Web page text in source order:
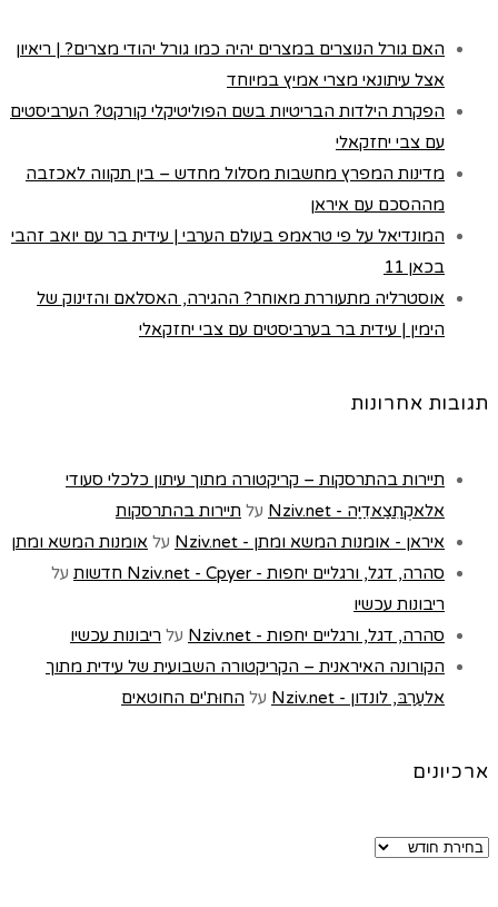
האם גורל הנוצרים במצרים יהיה כמו גורל יהודי מצרים? | ריאיון
אצל עיתונאי מצרי אמיץ במיוחד
הפקרת הילדות הבריטיות בשם הפוליטיקלי קורקט? הערביסטים
עם צבי יחזקאלי
מדינות המפרץ מחשבות מסלול מחדש – בין תקווה לאכזבה
מההסכם עם איראן
המונדיאל על פי טראמפ בעולם הערבי | עידית בר עם יואב זהבי
בכאן 11
אוסטרליה מתעוררת מאוחר? ההגירה, האסלאם והזינוק של
הימין | עידית בר בערביסטים עם צבי יחזקאלי
תגובות אחרונות
תיירות בהתרסקות – קריקטורה מתוך עיתון כלכלי סעודי
אלאקְתִצַאדִיַה - Nziv.net
על תיירות בהתרסקות
איראן - אומנות המשא ומתן - Nziv.net
על אומנות המשא ומתן
סהרה, דגל, ורגליים יחפות - Nziv.net - Cpyer חדשות
על
ריבונות עכשיו
סהרה, דגל, ורגליים יחפות - Nziv.net
על ריבונות עכשיו
הקורונה האיראנית – הקריקטורה השבועית של עידית מתוך
אלעַרַבּ, לונדון - Nziv.net
על החוּת'ים החוטאים
ארכיונים